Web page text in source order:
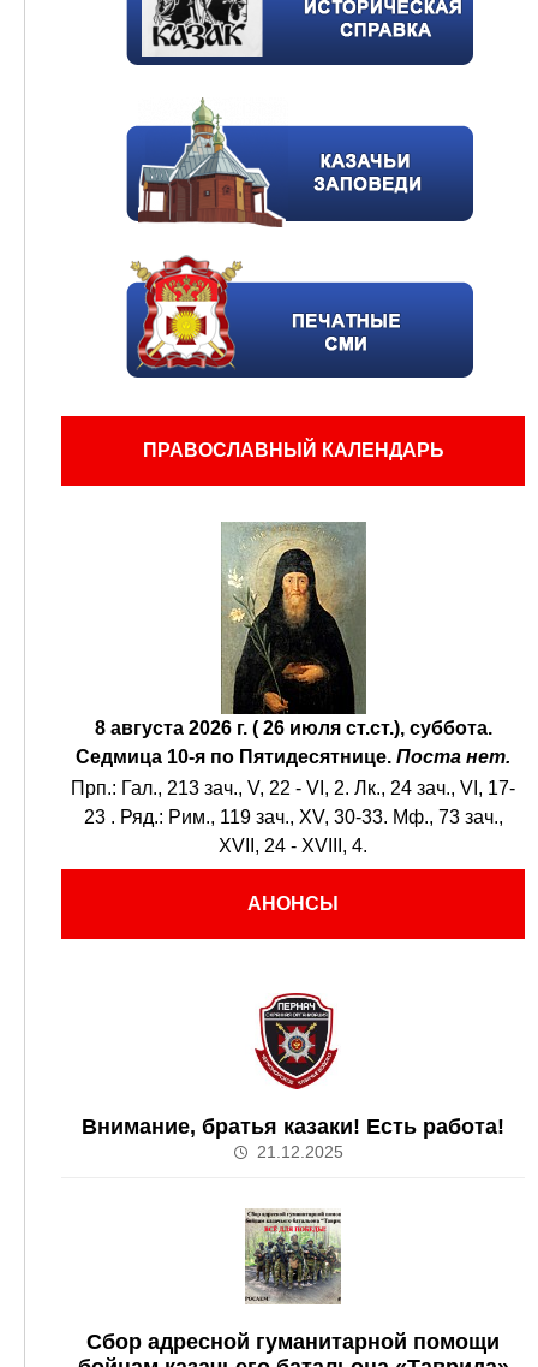
ПРАВОСЛАВНЫЙ КАЛЕНДАРЬ
8 августа 2026 г. ( 26 июля ст.ст.), суббота.
Седмица 10-я по Пятидесятнице. Поста нет.
Прп.: Гал., 213 зач., V, 22 - VI, 2. Лк., 24 зач., VI, 17-
23 . Ряд.: Рим., 119 зач., XV, 30-33. Мф., 73 зач.,
XVII, 24 - XVIII, 4.
АНОНСЫ
Внимание, братья казаки! Есть работа!
21.12.2025
Сбор адресной гуманитарной помощи